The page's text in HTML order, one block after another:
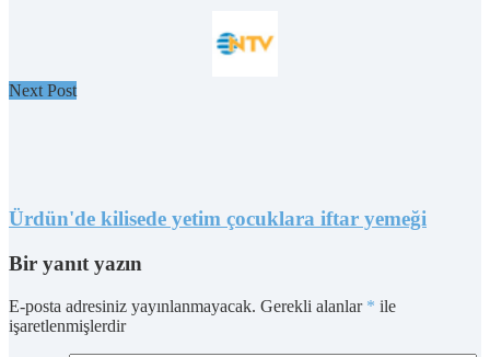
Next Post
Ürdün'de kilisede yetim çocuklara iftar yemeği
Bir yanıt yazın
E-posta adresiniz yayınlanmayacak. Gerekli alanlar * ile
işaretlenmişlerdir